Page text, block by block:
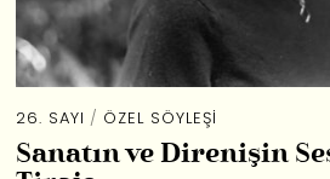
26. SAYI / ÖZEL SÖYLEŞI
Sanatın ve Direnişin